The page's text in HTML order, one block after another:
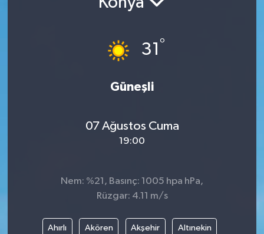
31 °
Güneşli
07 Ağustos Cuma
19:00
Nem: %21, Basınç: 1005 hpa hPa,
Rüzgar: 4.11 m/s
Ahırlı Akören Akşehir Altınekin